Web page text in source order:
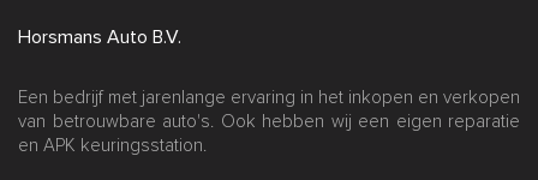
Horsmans Auto B.V.
Een bedrijf met jarenlange ervaring in het inkopen en verkopen
van betrouwbare auto's. Ook hebben wij een eigen reparatie
en APK keuringsstation.